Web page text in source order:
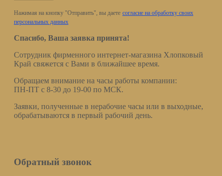
Нажимая на кнопку "Отправить", вы даете согласие на обработку своих
персональных данных
Спасибо, Ваша заявка принята!
Сотрудник фирменного интернет-магазина Хлопковый
Край свяжется с Вами в ближайшее время.
Обращаем внимание на часы работы компании:
ПН-ПТ с 8-30 до 19-00 по МСК.
Заявки, полученные в нерабочие часы или в выходные,
обрабатываются в первый рабочий день.
Обратный звонок